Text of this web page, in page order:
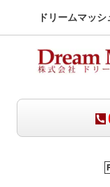
ドリームマッ